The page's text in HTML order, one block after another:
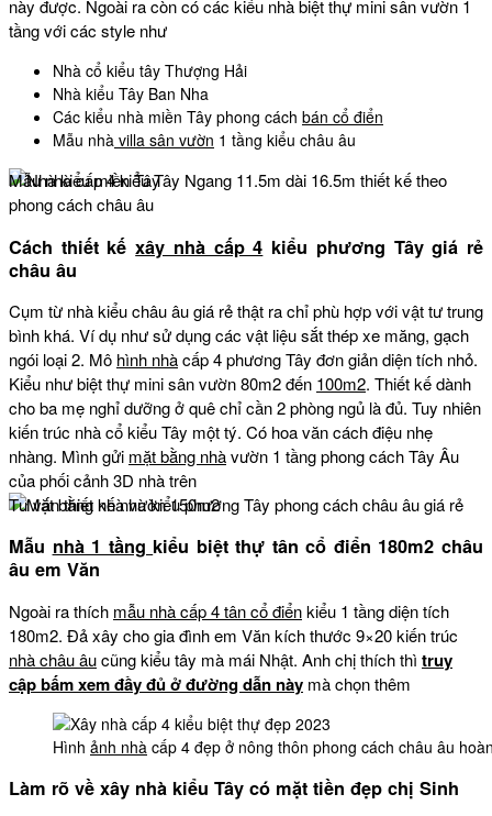
này được. Ngoài ra còn có các kiểu nhà biệt thự mini sân vườn 1
tầng với các style như
Nhà cổ kiểu tây Thượng Hải
Nhà kiểu Tây Ban Nha
Các kiểu nhà miền Tây phong cách bán cổ điển
Mẫu nhà villa sân vườn 1 tầng kiểu châu âu
Mẫu nhà cấp 4 kiểu Tây Ngang 11.5m dài 16.5m thiết kế theo
phong cách châu âu
Cách thiết kếxây nhà cấp 4 kiểu phương Tây giá rẻ
châu âu
Cụm từ nhà kiểu châu âu giá rẻ thật ra chỉ phù hợp với vật tư trung
bình khá. Ví dụ như sử dụng các vật liệu sắt thép xe măng, gạch
ngói loại 2. Mô hình nhàcấp 4 phương Tây đơn giản diện tích nhỏ.
Kiểu như biệt thự mini sân vườn 80m2 đến 100m2. Thiết kế dành
cho ba mẹ nghỉ dưỡng ở quê chỉ cần 2 phòng ngủ là đủ. Tuy nhiên
kiến trúc nhà cổ kiểu Tây một tý. Có hoa văn cách điệu nhẹ
nhàng. Mình gửi mặt bằng nhàvườn 1 tầng phong cách Tây Âu
của phối cảnh 3D nhà trên
Tư vấn thiết kế nhà kiểu phương Tây phong cách châu âu giá rẻ
Mẫu nhà 1 tầng kiểu biệt thự tân cổ điển 180m2 châu
âu em Văn
Ngoài ra thích mẫu nhà cấp 4 tân cổ điểnkiểu 1 tầng diện tích
180m2. Đả xây cho gia đình em Văn kích thước 9×20 kiến trúc
nhà châu âucũng kiểu tây mà mái Nhật. Anh chị thích thì truy
cập bấm xem đầy đủ ở đường dẫn này mà chọn thêm
Hình ảnh nhà cấp 4 đẹp ở nông thôn phong cách châu âu
Làm rõ về xây nhà kiểu Tây có mặt tiền đẹp chị Sinh